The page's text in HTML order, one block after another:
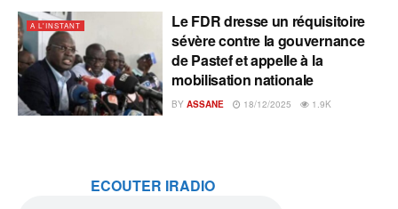
A L'INSTANT
Le FDR dresse un réquisitoire
sévère contre la gouvernance
de Pastef et appelle à la
mobilisation nationale
BY ASSANE 18/12/2025 1.9K
ECOUTER IRADIO